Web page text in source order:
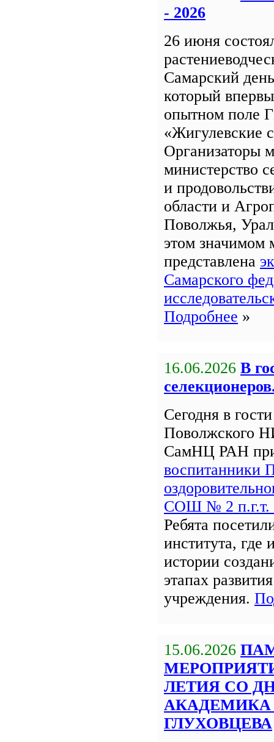
- 2026
26 июня
Самарский
который
опытном поле
«Жигулевские
Организаторы
министерство
и
области и
Поволжья,
этом значимом
представлена
Самарского
Подробнее »
16.06.2026 В
Сегодня в
Поволжского
СамНЦ РАН
воспитанники
СОШ № 2 п.г.т.
Ребята
института, где
истории
этапах
учреждения.
15.06.2026
ЛЕТИЯ СО
АКАДЕМИКА
ГЛУХОВЦЕВА